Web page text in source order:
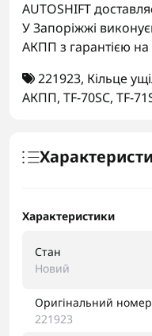
AUTOSHIFT
У Запоріжжі
АКПП з гарантією
221923, Кільце
АКПП, TF-70SC, TF-
Характеристики
Стан
Новий
Оригінальний
221923